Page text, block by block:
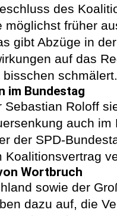
des
früher
gibt Abzüge in
auf das
im Bundestag
Sebastian Roloff
auch
der SPD-
Koalitionsvertrag
Wortbruch
sowie der
dazu auf, die